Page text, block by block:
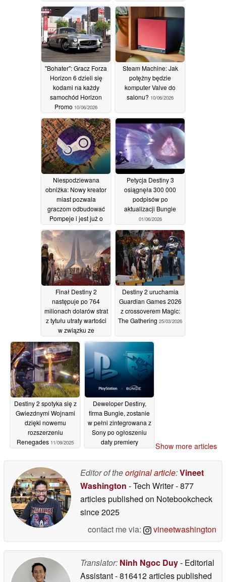
gry „Destiny 2”
27/06/2026
10/06/2026
"Bohater": Gracz Forza
Horizon 6 dzieli się
kodami na każdy
samochód Horizon
Promo 10/06/2026
Steam Machine: Jak
potężny będzie
komputer Valve do
salonu? 10/06/2026
Niespodziewana
obniżka: Nowy kreator
miast pozwala
graczom odbudować
Pompeje i jest już o
premierze
10/06/2026
Petycja Destiny 3
osiągnęła 300 000
podpisów po
aktualizacji Bungie
01/06/2026
Finał Destiny 2
następuje po 764
milionach dolarów strat
z tytułu utraty wartości
w związku ze
25/05/2026
Destiny 2 uruchamia
Guardian Games 2026
z crossoverem Magic:
The Gathering 25/03/2026
Destiny 2 spotyka się z
Gwiezdnymi Wojnami
dzięki nowemu
rozszerzeniu
Renegades 11/09/2025
Deweloper Destiny,
firma Bungie, zostanie
w pełni zintegrowana z
Sony po ogłoszeniu
daty premiery
Show more articles
Editor of theoriginal article:Vineet
Washington - Tech Writer- 877
articles published on Notebookcheck
since 2025
contact me via:
vineetwashington
Translator: Ninh Ngoc Duy- Editorial
Assistant- 816412 articles published